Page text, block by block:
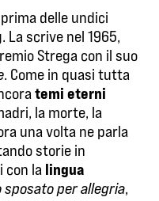
delle undici
La scrive nel 1965,
Strega con il suo
. Come in quasi tutta
temi eterni
la morte, la
una volta ne parla
storie in
con la lingua
sposato per allegria,